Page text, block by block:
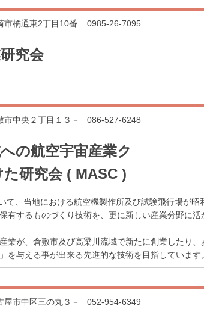
市橘通東2丁目10番
0985-26-7095
究会
中央２丁目１３－
086-527-6248
の航空宇宙産業ク
研究会 ( MASC )
て、当地における航空機製作所及び試験飛行場が
有するものづくり技術を、更に新しい産業分野に
業が、倉敷市及び高梁川流域で新たに創業したり
を与える事が出来る先進的な技術を目指しています。
市中区三の丸３－
052-954-6349